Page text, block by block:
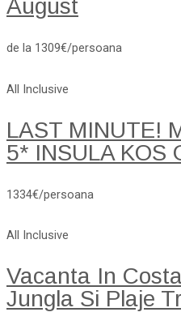
August
de la 1309€/persoana
All Inclusive
LAST MINUTE!
5* INSULA KOS
1334€/persoana
All Inclusive
Vacanta In
Jungla Si Plaje